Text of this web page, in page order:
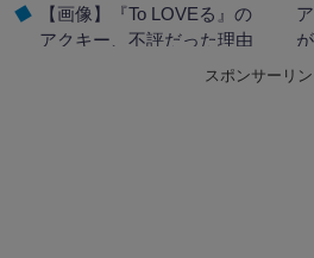
【画像】『To LOVEる』の
アクキー、不評だった理由
スポンサーリン